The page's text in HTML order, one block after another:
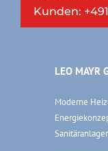
Kunden:
LEO MAYR
Moderne